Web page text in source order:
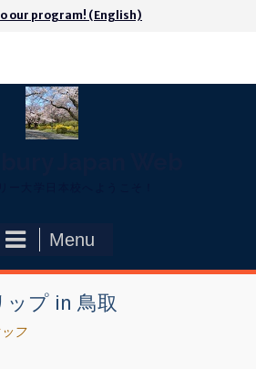
our program! (English)
Menu
プ in 鳥取
フ